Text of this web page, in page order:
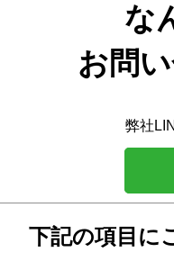
な
お問
弊社
下記の項目に